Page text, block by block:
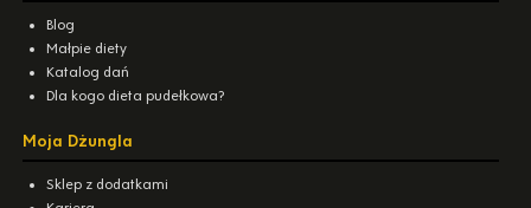
Blog
Małpie diety
Katalog dań
Dla kogo dieta pudełkowa?
Moja Dżungla
Sklep z dodatkami